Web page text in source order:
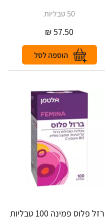
50 טבליות
57.50
₪
ברזל פלוס פמינה 100 טבליות